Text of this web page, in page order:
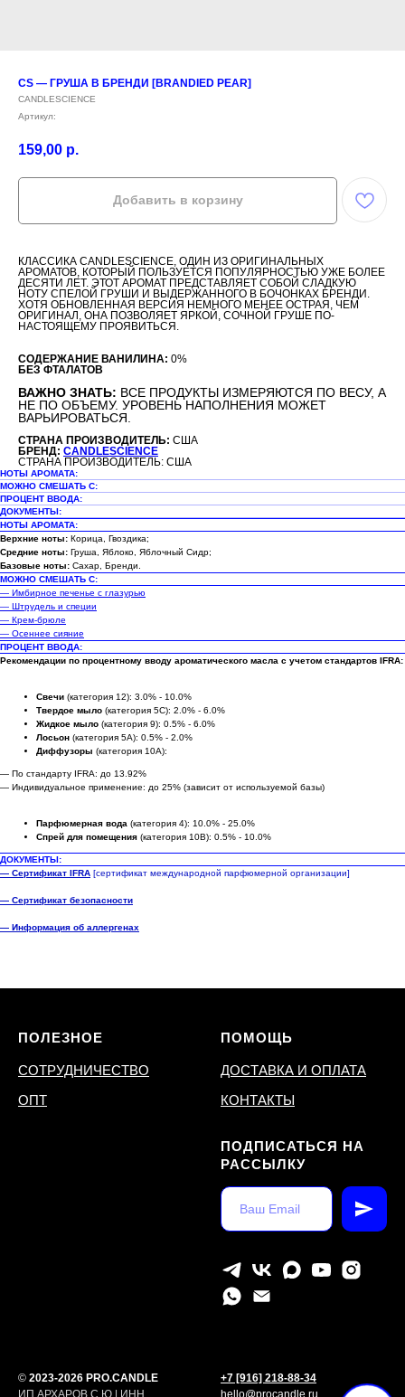
CS — ГРУША В БРЕНДИ [BRANDIED PEAR]
CANDLESCIENCE
Артикул:
159,00 р.
Добавить в корзину
КЛАССИКА CANDLESCIENCE, ОДИН ИЗ ОРИГИНАЛЬНЫХ
АРОМАТОВ, КОТОРЫЙ ПОЛЬЗУЕТСЯ ПОПУЛЯРНОСТЬЮ УЖЕ БОЛЕЕ
ДЕСЯТИ ЛЕТ. ЭТОТ АРОМАТ ПРЕДСТАВЛЯЕТ СОБОЙ СЛАДКУЮ
НОТУ СПЕЛОЙ ГРУШИ И ВЫДЕРЖАННОГО В БОЧОНКАХ БРЕНДИ.
ХОТЯ ОБНОВЛЕННАЯ ВЕРСИЯ НЕМНОГО МЕНЕЕ ОСТРАЯ, ЧЕМ
ОРИГИНАЛ, ОНА ПОЗВОЛЯЕТ ЯРКОЙ, СОЧНОЙ ГРУШЕ ПО-
НАСТОЯЩЕМУ ПРОЯВИТЬСЯ.
СОДЕРЖАНИЕ ВАНИЛИНА: 0%
БЕЗ ФТАЛАТОВ
ВАЖНО ЗНАТЬ: ВСЕ ПРОДУКТЫ ИЗМЕРЯЮТСЯ ПО ВЕСУ, А
НЕ ПО ОБЪЕМУ. УРОВЕНЬ НАПОЛНЕНИЯ МОЖЕТ
ВАРЬИРОВАТЬСЯ.
СТРАНА ПРОИЗВОДИТЕЛЬ: США
БРЕНД: CANDLESCIENCE
СТРАНА ПРОИЗВОДИТЕЛЬ: США
НОТЫ АРОМАТА:
МОЖНО СМЕШАТЬ С:
ПРОЦЕНТ ВВОДА:
ДОКУМЕНТЫ:
НОТЫ АРОМАТА:
Верхние ноты: Корица, Гвоздика;
Средние ноты: Груша, Яблоко, Яблочный Сидр;
Базовые ноты: Сахар, Бренди.
МОЖНО СМЕШАТЬ С:
— Имбирное печенье с глазурью
— Штрудель и специи
— Крем-брюле
— Осеннее сияние
ПРОЦЕНТ ВВОДА:
Рекомендации по процентному вводу ароматического масла с учетом стандартов IFRA:
Свечи (категория 12): 3.0% - 10.0%
Твердое мыло (категория 5C): 2.0% - 6.0%
Жидкое мыло (категория 9): 0.5% - 6.0%
Лосьон (категория 5A): 0.5% - 2.0%
Диффузоры (категория 10A):
— По стандарту IFRA: до 13.92%
— Индивидуальное применение: до 25% (зависит от используемой базы)
Парфюмерная вода (категория 4): 10.0% - 25.0%
Спрей для помещения (категория 10B): 0.5% - 10.0%
ДОКУМЕНТЫ:
— Сертификат IFRA [сертификат международной парфюмерной организации]
— Сертификат безопасности
— Информация об аллергенах
ПОЛЕЗНОЕ
СОТРУДНИЧЕСТВО
ОПТ
ПОМОЩЬ
ДОСТАВКА И ОПЛАТА
КОНТАКТЫ
ПОДПИСАТЬСЯ НА
РАССЫЛКУ
© 2023-2026 PRO.CANDLE
ИП АРХАРОВ С.Ю | ИНН
+7 [916] 218-88-34
hello@procandle.ru